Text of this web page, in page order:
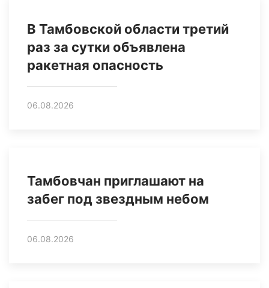
В Тамбовской области третий
раз за сутки объявлена
ракетная опасность
06.08.2026
Тамбовчан приглашают на
забег под звездным небом
06.08.2026